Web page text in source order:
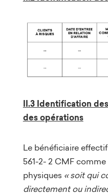
II.3 Identification
des opérations
Le bénéficiaire
561-2- 2 CMF
physiques « soit qui
directement ou